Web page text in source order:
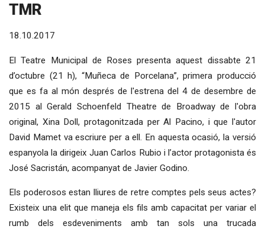
TMR
18.10.2017
El Teatre Municipal de Roses presenta aquest dissabte 21
d’octubre (21 h), “Muñeca de Porcelana”, primera producció
que es fa al món després de l'estrena del 4 de desembre de
2015 al Gerald Schoenfeld Theatre de Broadway de l'obra
original, Xina Doll, protagonitzada per Al Pacino, i que l'autor
David Mamet va escriure per a ell. En aquesta ocasió, la versió
espanyola la dirigeix Juan Carlos Rubio i l’actor protagonista és
José Sacristán, acompanyat de Javier Godino.
Els poderosos estan lliures de retre comptes pels seus actes?
Existeix una elit que maneja els fils amb capacitat per variar el
rumb dels esdeveniments amb tan sols una trucada